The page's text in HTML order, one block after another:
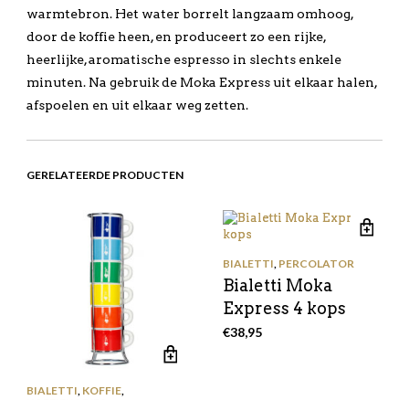
warmtebron. Het water borrelt langzaam omhoog,
door de koffie heen, en produceert zo een rijke,
heerlijke, aromatische espresso in slechts enkele
minuten. Na gebruik de Moka Express uit elkaar halen,
afspoelen en uit elkaar weg zetten.
GERELATEERDE PRODUCTEN
BIALETTI, KOFFIE,
BIALETTI, PERCOLATOR
Bialetti Moka
Express 4 kops
€38,95